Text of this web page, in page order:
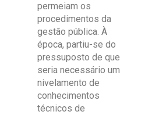
permeiam os
procedimentos da
gestão pública. À
época, partiu-se do
pressuposto de que
seria necessário um
nivelamento de
conhecimentos
técnicos de